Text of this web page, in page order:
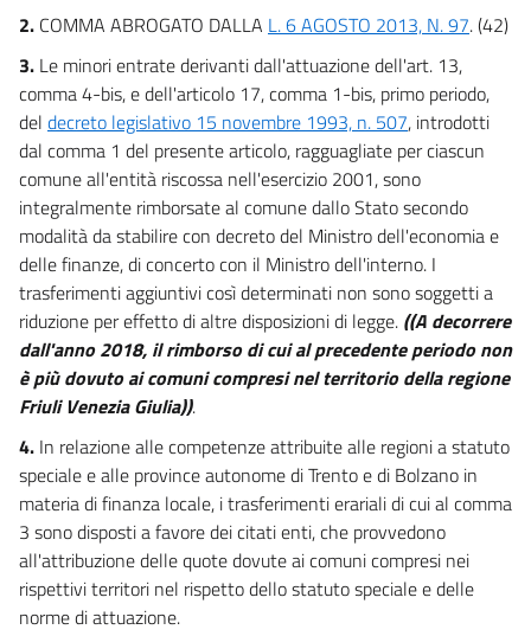
53
54
55
56
57
58
59
60
61
62
63
64
65
66
67
68
69
2. COMMA ABROGATO DALLA L. 6 AGOSTO 2013, N. 97. (42)
3. Le minori entrate derivanti dall'attuazione dell'art. 13,
comma 4-bis, e dell'articolo 17, comma 1-bis, primo periodo,
del decreto legislativo 15 novembre 1993, n. 507, introdotti
dal comma 1 del presente articolo, ragguagliate per ciascun
comune all'entità riscossa nell'esercizio 2001, sono
integralmente rimborsate al comune dallo Stato secondo
modalità da stabilire con decreto del Ministro dell'economia e
delle finanze, di concerto con il Ministro dell'interno. I
trasferimenti aggiuntivi così determinati non sono soggetti a
riduzione per effetto di altre disposizioni di legge. ((A decorrere
dall'anno 2018, il rimborso di cui al precedente periodo non
è più dovuto ai comuni compresi nel territorio della regione
Friuli Venezia Giulia)).
4. In relazione alle competenze attribuite alle regioni a statuto
speciale e alle province autonome di Trento e di Bolzano in
materia di finanza locale, i trasferimenti erariali di cui al comma
3 sono disposti a favore dei citati enti, che provvedono
all'attribuzione delle quote dovute ai comuni compresi nei
rispettivi territori nel rispetto dello statuto speciale e delle
norme di attuazione.